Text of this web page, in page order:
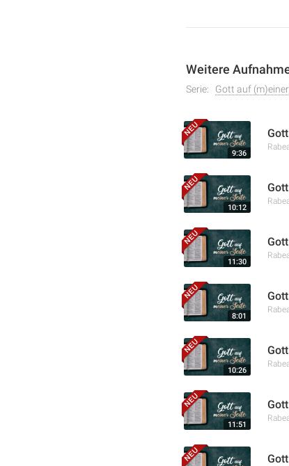
Weitere
Serie: Gott auf
9:36
10:12
11:30
8:01
10:26
11:51